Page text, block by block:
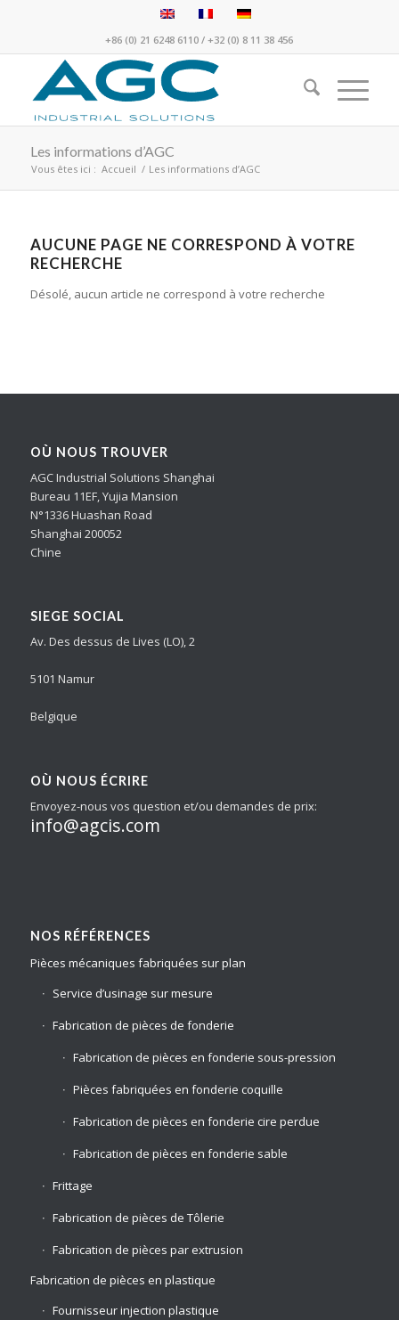
+86 (0) 21 6248 6110 /+32 (0) 8 11 38 456
Les informations d’AGC
Vous êtes ici : Accueil / Les informations d’AGC
AUCUNE PAGE NE CORRESPOND À VOTRE
RECHERCHE
Désolé, aucun article ne correspond à votre recherche
OÙ NOUS TROUVER
AGC Industrial Solutions Shanghai
Bureau 11EF, Yujia Mansion
N°1336 Huashan Road
Shanghai 200052
Chine
SIEGE SOCIAL
Av. Des dessus de Lives (LO), 2
5101 Namur
Belgique
OÙ NOUS ÉCRIRE
Envoyez-nous vos question et/ou demandes de prix:
info@agcis.com
NOS RÉFÉRENCES
Pièces mécaniques fabriquées sur plan
Service d’usinage sur mesure
Fabrication de pièces de fonderie
Fabrication de pièces en fonderie sous-pression
Pièces fabriquées en fonderie coquille
Fabrication de pièces en fonderie cire perdue
Fabrication de pièces en fonderie sable
Frittage
Fabrication de pièces de Tôlerie
Fabrication de pièces par extrusion
Fabrication de pièces en plastique
Fournisseur injection plastique